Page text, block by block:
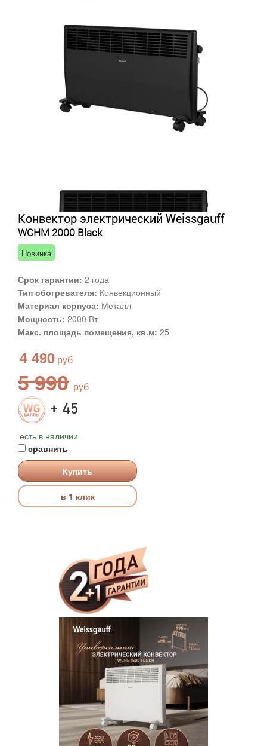
Конвектор электрический Weissgauff
WCHM 2000 Black
Новинка
Срок гарантии: 2 года
Тип обогревателя: Конвекционный
Материал корпуса: Металл
Мощность: 2000 Вт
Макс. площадь помещения, кв.м: 25
4 490
5 990
+ 45
есть в наличии
сравнить
Купить
в 1 клик